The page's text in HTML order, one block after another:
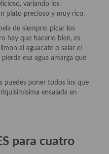
celebres, cocineros, críticos,
variando los
plato precioso y muy rico.
de siempre: picar los
hay que hacerlo bien, es
al aguacate o salar el
esa agua amarga que
puedes poner todos los que
ensalada en
para cuatro